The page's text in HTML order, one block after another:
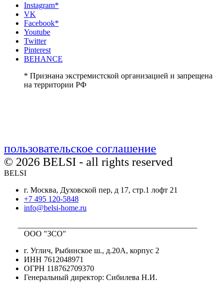
Instagram*
VK
Facebook*
Youtube
Twitter
Pinterest
BEHANCE
* Признана экстремистской организацией и запрещена
на территории РФ
пользовательское соглашение
© 2026 BELSI - all rights reserved
BELSI
г. Москва, Духовской пер, д 17, стр.1 лофт 21
+7 495 120-5848
info@belsi-home.ru
ООО "ЗСО"
г. Углич, Рыбинское ш., д.20А, корпус 2
ИНН 7612048971
ОГРН 118762709370
Генеральный директор: Сибилева Н.И.